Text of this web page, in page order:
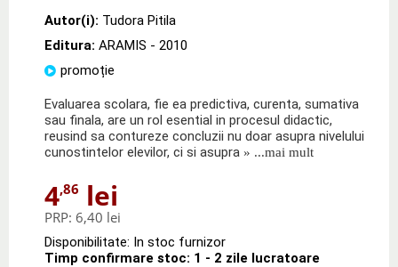
Autor(i): Tudora Pitila
Editura: ARAMIS - 2010
promoție
Evaluarea scolara, fie ea predictiva, curenta, sumativa
sau finala, are un rol esential in procesul didactic,
reusind sa contureze concluzii nu doar asupra nivelului
cunostintelor elevilor, ci si asupra » ...mai mult
4,86 lei
PRP: 6,40 lei
Disponibilitate: In stoc furnizor
Timp confirmare stoc: 1 - 2 zile lucratoare